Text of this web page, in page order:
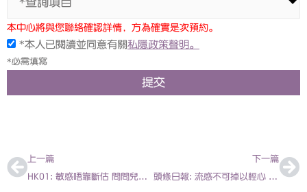
本中心將與您聯絡確認詳情，方為確實是次預約。
*本人已閱讀並同意有關私隱政策聲明。
*必需填寫
提交
上一篇
HK01: 敏感唔靠斷估 問問兒科醫生如何應對幼兒敏感(上) 2018-02-02 | 陳欣永醫生
下一篇
頭條日報: 流感不可掉以輕心 2018-02-13 | 陳欣永醫生